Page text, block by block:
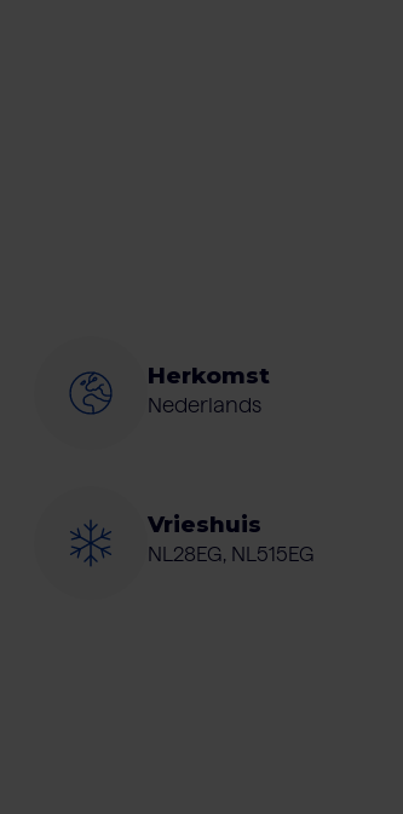
Herkomst
Nederlands
Vrieshuis
NL28EG, NL515EG